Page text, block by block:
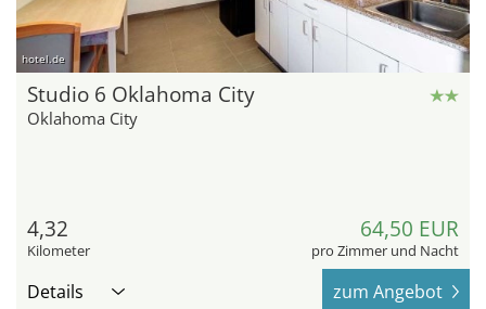
hotel.de
Studio 6 Oklahoma City
Oklahoma City
4,32
Kilometer
64,50 EUR
pro Zimmer und Nacht
Details zum Angebot